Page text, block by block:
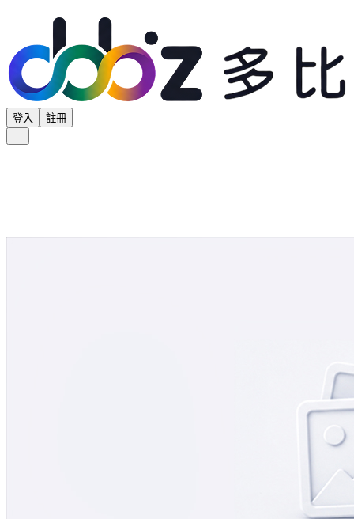
登入 註冊